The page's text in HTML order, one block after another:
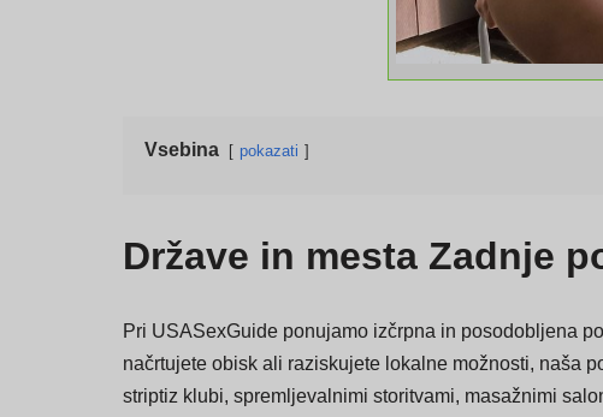
Države in mesta Zadnje
Pri USASexGuide ponujamo izčrpna in posodobljena